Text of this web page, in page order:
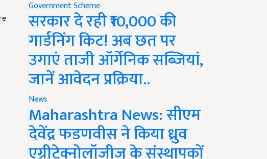
Government Scheme
सरकार दे रही ₹10,000 की
गार्डनिंग किट! अब छत पर
उगाएं ताजी ऑर्गेनिक सब्जियां,
जानें आवेदन प्रक्रिया..
News
Maharashtra News: सीएम
देवेंद्र फडणवीस ने किया ध्रुव